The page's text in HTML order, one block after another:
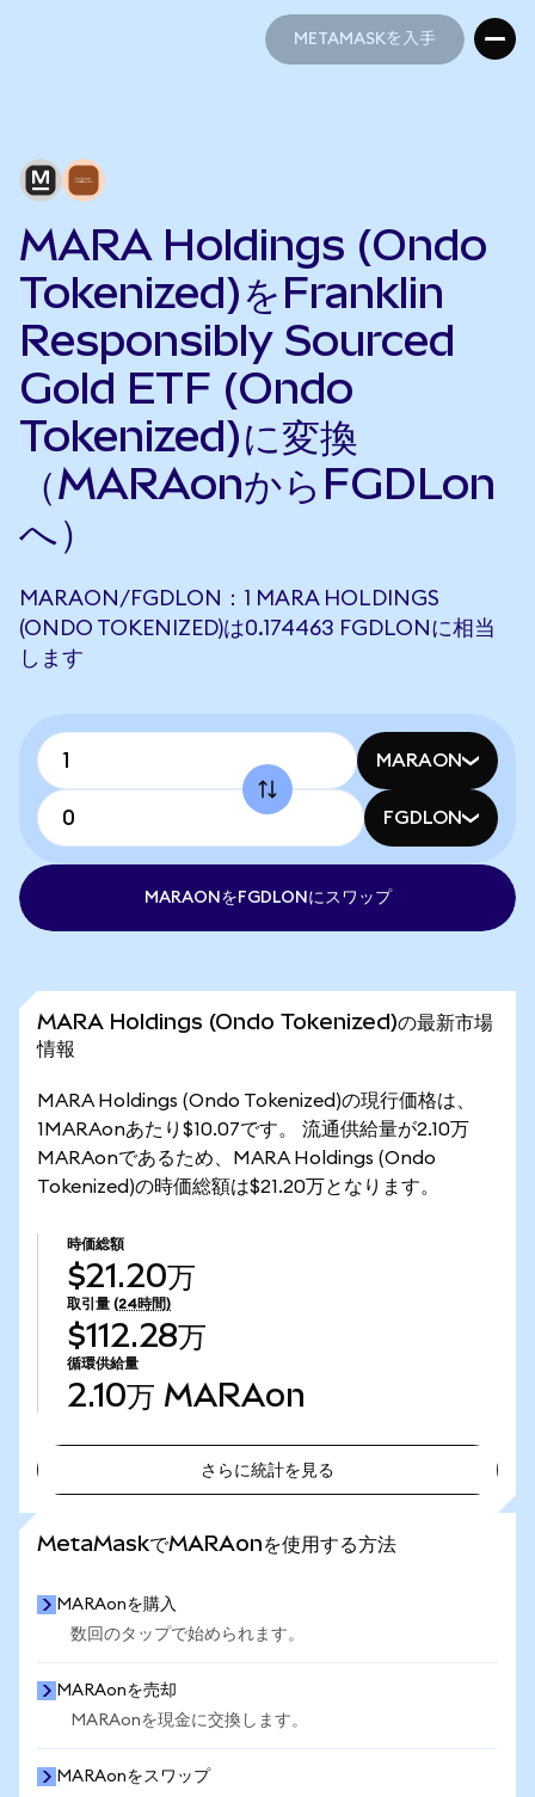
METAMASKを入手
MARA Holdings (Ondo
Tokenized)をFranklin
Responsibly Sourced
Gold ETF (Ondo
Tokenized)に変換
（MARAonからFGDLon
へ）
MARAON/FGDLON：1 MARA HOLDINGS
(ONDO TOKENIZED)は0.174463 FGDLONに相当
します
MARAON
FGDLON
MARAONをFGDLONにスワップ
MARA Holdings (Ondo Tokenized)の最新市場
情報
MARA Holdings (Ondo Tokenized)の現行価格は、
1MARAonあたり$10.07です。 流通供給量が2.10万
MARAonであるため、MARA Holdings (Ondo
Tokenized)の時価総額は$21.20万となります。
時価総額
$21.20万
取引量 (24時間)
$112.28万
循環供給量
2.10万 MARAon
さらに統計を見る
MetaMaskでMARAonを使用する方法
MARAonを購入
数回のタップで始められます。
MARAonを売却
MARAonを現金に交換します。
MARAonをスワップ